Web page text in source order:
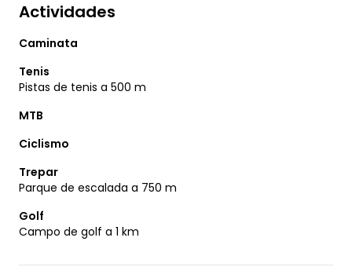
Actividades
Caminata
Tenis
Pistas de tenis a 500 m
MTB
Ciclismo
Trepar
Parque de escalada a 750 m
Golf
Campo de golf a 1 km